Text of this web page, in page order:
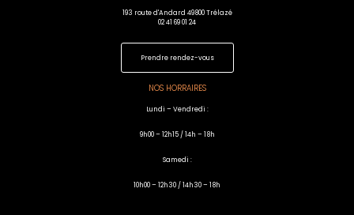
193 route d'Andard 49800 Trélazé
02 41 69 01 24
Prendre rendez-vous
NOS HORRAIRES
Lundi – Vendredi :
9h00 – 12h15 / 14h – 18h
Samedi :
10h00 – 12h30 / 14h30 – 18h